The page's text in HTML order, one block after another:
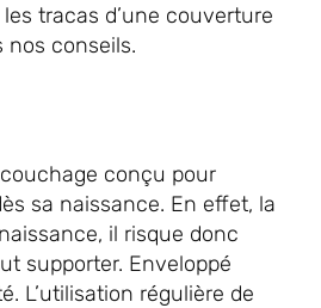
tracas d’une couverture
nos conseils.
conçu pour
sa naissance. En effet, la
il risque donc
supporter. Enveloppé
L’utilisation régulière de